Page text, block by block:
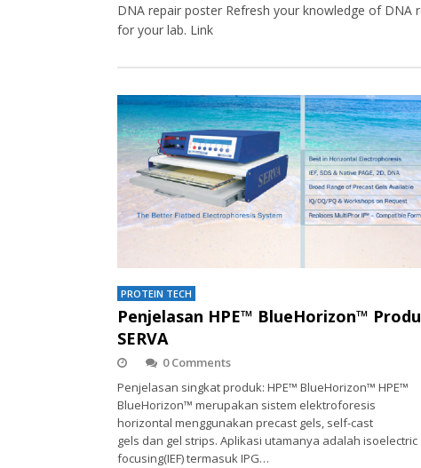
DNA repair poster Refresh your knowledge of
for your lab. Link
PROTEIN TECH
Penjelasan HPE™ BlueHorizon™
SERVA
0 Comments
Penjelasan singkat produk: HPE™ BlueHorizon™ HPE™
BlueHorizon™ merupakan sistem elektroforesis
horizontal menggunakan precast gels, self-cast
gels dan gel strips. Aplikasi utamanya adalah isoelectric
focusing(IEF) termasuk IPG…